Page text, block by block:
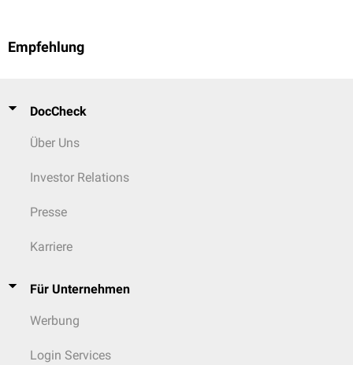
Empfehlung
DocCheck
Über Uns
Investor Relations
Presse
Karriere
Für Unternehmen
Werbung
Login Services